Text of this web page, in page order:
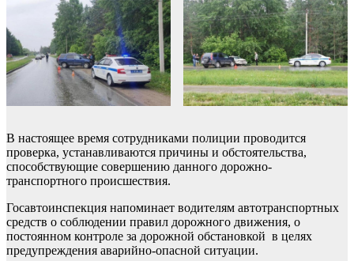
В настоящее время сотрудниками полиции проводится
проверка, устанавливаются причины и обстоятельства,
способствующие совершению данного дорожно-
транспортного происшествия.
Госавтоинспекция напоминает водителям автотранспортных
средств о соблюдении правил дорожного движения, о
постоянном контроле за дорожной обстановкой в целях
предупреждения аварийно-опасной ситуации.